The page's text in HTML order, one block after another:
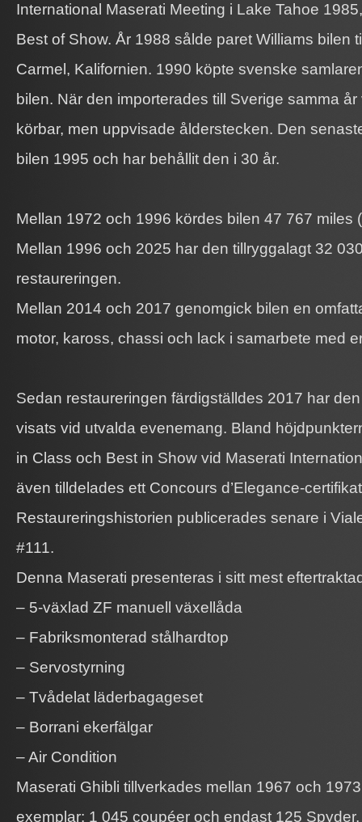
International Maserati Meeting i Lake Tahoe
Best of Show. År 1988 sålde paret Williams bilen
Carmel, Kalifornien. 1990 köpte svenske
bilen. När den importerades till Sverige samma
körbar, men uppvisade ålderstecken. Den
bilen 1995 och har behållit den i 30 år.
Mellan 1972 och 1996 kördes bilen 47 767 miles
Mellan 1996 och 2025 har den tillryggalagt 32
restaureringen.
Mellan 2014 och 2017 genomgick bilen en
motor, kaross, chassi och lack i samarbete med
Sedan restaureringen färdigställdes 2017 har
visats vid utvalda evenemang. Bland
in Class och Best in Show vid Maserati
även tilldelades ett Concours d’Elegance-
Restaureringshistorien publicerades senare i
#111.
Denna Maserati presenteras i sitt mest
– 5-växlad ZF manuell växellåda
– Fabriksmonterad stålhardtop
– Servostyrning
– Tvådelat läderbagageset
– Borrani ekerfälgar
– Air Condition
Maserati Ghibli tillverkades mellan 1967 och
exemplar: 1 045 coupéer och endast 125